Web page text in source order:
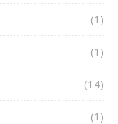
(1)
(1)
(14)
(1)